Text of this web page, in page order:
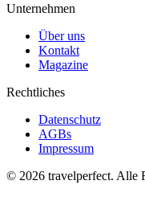
Unternehmen
Über uns
Kontakt
Magazine
Rechtliches
Datenschutz
AGBs
Impressum
© 2026 travelperfect. Alle